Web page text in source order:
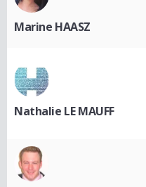
Marine HAASZ
Nathalie LE MAUFF